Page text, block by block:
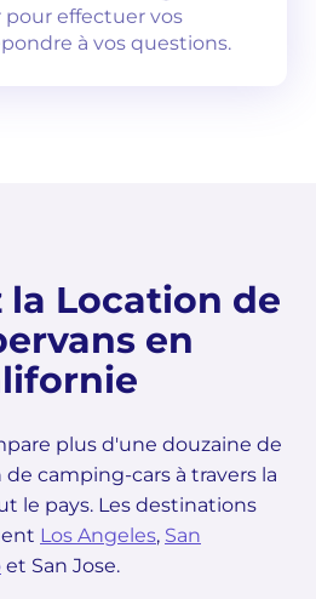
pour effectuer vos
à vos questions.
la Location de
en
plus d'une douzaine de
camping-cars à travers la
le pays. Les destinations
Los Angeles, San
et San Jose.